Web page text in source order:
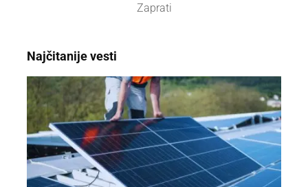
Zaprati
Najčitanije vesti